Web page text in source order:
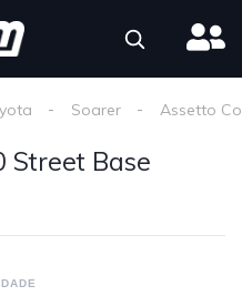
Soarer Assetto
Street Base